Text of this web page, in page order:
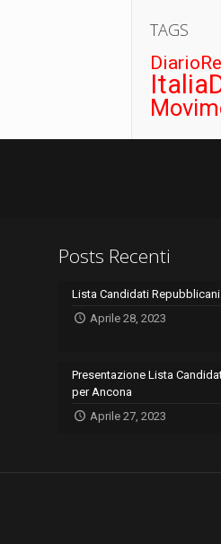
TAGS
Posts Recenti
Lista Candidati
Aprile 28, 2023
Presentazione Lista
per Ancona
Aprile 27, 2023